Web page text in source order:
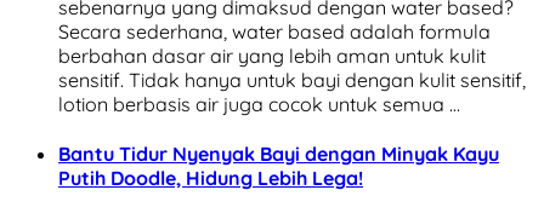
sebenarnya yang dimaksud dengan water based?
Secara sederhana, water based adalah formula
berbahan dasar air yang lebih aman untuk kulit
sensitif. Tidak hanya untuk bayi dengan kulit sensitif,
lotion berbasis air juga cocok untuk semua …
Bantu Tidur Nyenyak Bayi dengan Minyak Kayu
Putih Doodle, Hidung Lebih Lega!